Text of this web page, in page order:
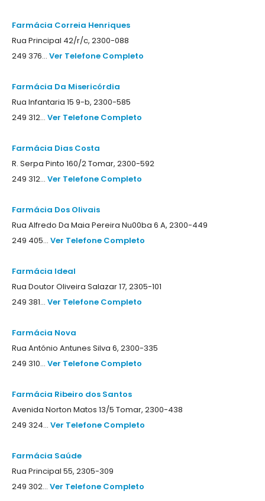
Farmácia Correia Henriques
Rua Principal 42/r/c, 2300-088
249 376... Ver Telefone Completo
Farmácia Da Misericórdia
Rua Infantaria 15 9-b, 2300-585
249 312... Ver Telefone Completo
Farmácia Dias Costa
R. Serpa Pinto 160/2 Tomar, 2300-592
249 312... Ver Telefone Completo
Farmácia Dos Olivais
Rua Alfredo Da Maia Pereira Nu00ba 6 A, 2300-449
249 405... Ver Telefone Completo
Farmácia Ideal
Rua Doutor Oliveira Salazar 17, 2305-101
249 381... Ver Telefone Completo
Farmácia Nova
Rua António Antunes Silva 6, 2300-335
249 310... Ver Telefone Completo
Farmácia Ribeiro dos Santos
Avenida Norton Matos 13/5 Tomar, 2300-438
249 324... Ver Telefone Completo
Farmácia Saúde
Rua Principal 55, 2305-309
249 302... Ver Telefone Completo